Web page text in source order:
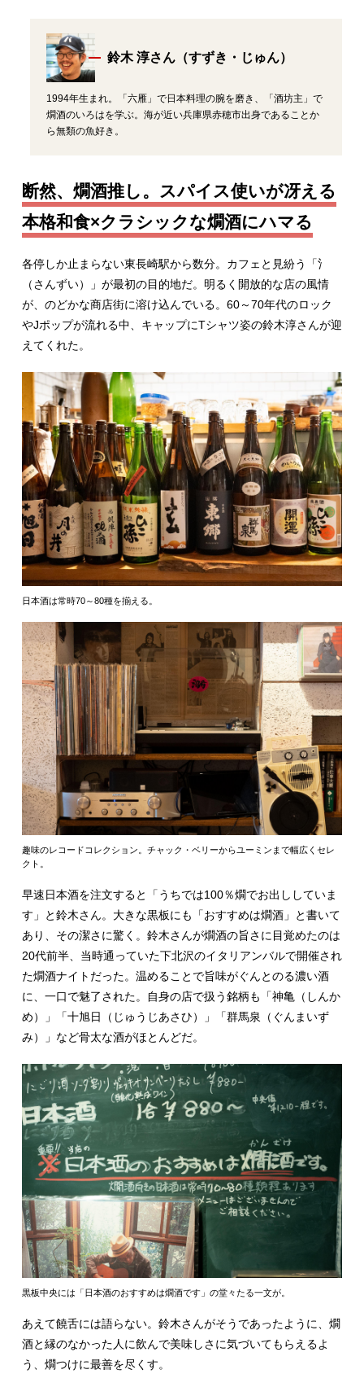
鈴木 淳さん（すずき・じゅん）
1994年生まれ。「六雁」で日本料理の腕を磨き、「酒坊主」で
燗酒のいろはを学ぶ。海が近い兵庫県赤穂市出身であることか
ら無類の魚好き。
断然、燗酒推し。スパイス使いが冴える
本格和食×クラシックな燗酒にハマる
各停しか止まらない東長崎駅から数分。カフェと見紛う「氵
（さんずい）」が最初の目的地だ。明るく開放的な店の風情
が、のどかな商店街に溶け込んでいる。60～70年代のロック
やJポップが流れる中、キャップにTシャツ姿の鈴木淳さんが迎
えてくれた。
日本酒は常時70～80種を揃える。
趣味のレコードコレクション。チャック・ベリーからユーミンまで幅広くセレ
クト。
早速日本酒を注文すると「うちでは100％燗でお出ししていま
す」と鈴木さん。大きな黒板にも「おすすめは燗酒」と書いて
あり、その潔さに驚く。鈴木さんが燗酒の旨さに目覚めたのは
20代前半、当時通っていた下北沢のイタリアンバルで開催され
た燗酒ナイトだった。温めることで旨味がぐんとのる濃い酒
に、一口で魅了された。自身の店で扱う銘柄も「神亀（しんか
め）」「十旭日（じゅうじあさひ）」「群馬泉（ぐんまいず
み）」など骨太な酒がほとんどだ。
黒板中央には「日本酒のおすすめは燗酒です」の堂々たる一文が。
あえて饒舌には語らない。鈴木さんがそうであったように、燗
酒と縁のなかった人に飲んで美味しさに気づいてもらえるよ
う、燗つけに最善を尽くす。